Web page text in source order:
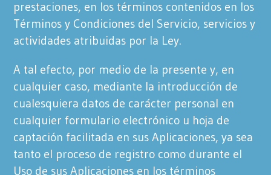
prestaciones, en los términos contenidos en los
Términos y Condiciones del Servicio, servicios y
actividades atribuidas por la Ley.
A tal efecto, por medio de la presente y, en
cualquier caso, mediante la introducción de
cualesquiera datos de carácter personal en
cualquier formulario electrónico u hoja de
captación facilitada en sus Aplicaciones, ya sea
tanto el proceso de registro como durante el
Uso de sus Aplicaciones en los términos